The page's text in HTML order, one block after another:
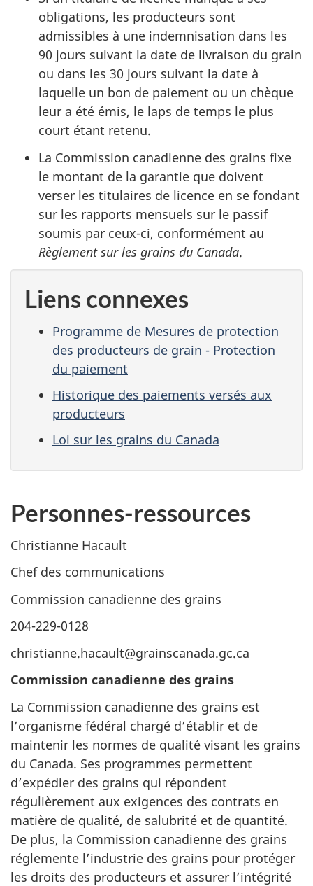
obligations, les producteurs sont
admissibles à une indemnisation dans les
90 jours suivant la date de livraison du grain
ou dans les 30 jours suivant la date à
laquelle un bon de paiement ou un chèque
leur a été émis, le laps de temps le plus
court étant retenu.
La Commission canadienne des grains fixe
le montant de la garantie que doivent
verser les titulaires de licence en se fondant
sur les rapports mensuels sur le passif
soumis par ceux-ci, conformément au
Règlement sur les grains du Canada.
Liens connexes
Programme de Mesures de protection
des producteurs de grain - Protection
du paiement
Historique des paiements versés aux
producteurs
Loi sur les grains du Canada
Personnes-ressources
Christianne Hacault
Chef des communications
Commission canadienne des grains
204-229-0128
christianne.hacault@grainscanada.gc.ca
Commission canadienne des grains
La Commission canadienne des grains est
l’organisme fédéral chargé d’établir et de
maintenir les normes de qualité visant les grains
du Canada. Ses programmes permettent
d’expédier des grains qui répondent
régulièrement aux exigences des contrats en
matière de qualité, de salubrité et de quantité.
De plus, la Commission canadienne des grains
réglemente l’industrie des grains pour protéger
les droits des producteurs et assurer l’intégrité